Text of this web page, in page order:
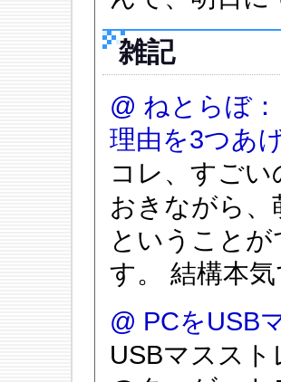
雑記
@ ねとらぼ
理由を3つあ
コレ、すご
おきながら
ということ
す。 結構本
@ PCをUSB
USBマスス